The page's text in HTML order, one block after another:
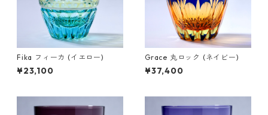
Fika フィーカ (イエロー)
¥23,100
Grace 丸ロック (ネイビー)
¥37,400